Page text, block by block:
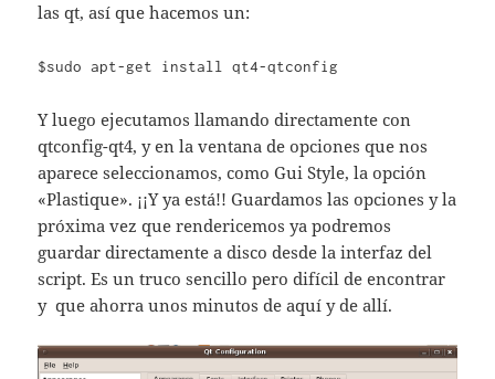
las qt, así que hacemos un:
$sudo apt-get install qt4-qtconfig
Y luego ejecutamos llamando directamente con
qtconfig-qt4, y en la ventana de opciones que nos
aparece seleccionamos, como Gui Style, la opción
«Plastique». ¡¡Y ya está!! Guardamos las opciones y la
próxima vez que rendericemos ya podremos
guardar directamente a disco desde la interfaz del
script. Es un truco sencillo pero difícil de encontrar
y que ahorra unos minutos de aquí y de allí.